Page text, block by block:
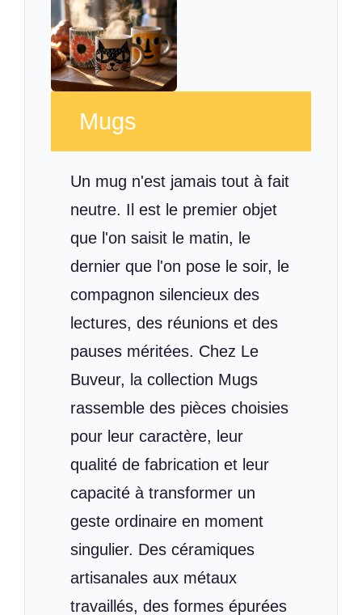
Mugs
Un mug n'est jamais tout à fait
neutre. Il est le premier objet
que l'on saisit le matin, le
dernier que l'on pose le soir, le
compagnon silencieux des
lectures, des réunions et des
pauses méritées. Chez Le
Buveur, la collection Mugs
rassemble des pièces choisies
pour leur caractère, leur
qualité de fabrication et leur
capacité à transformer un
geste ordinaire en moment
singulier. Des céramiques
artisanales aux métaux
travaillés, des formes épurées